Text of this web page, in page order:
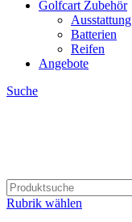
Golfcart Zubehör
Ausstattung
Batterien
Reifen
Angebote
Suche
Rubrik wählen